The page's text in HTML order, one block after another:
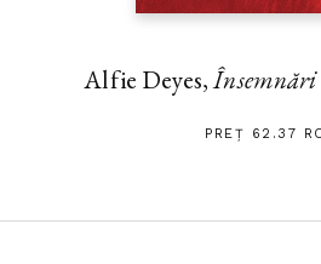
Alfie Deyes,
PREȚ 62.37